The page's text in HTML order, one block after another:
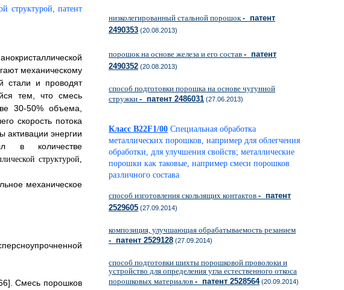
механическому
стали и проводят
тем, что смесь
30-50% объема,
скорость потока
активации энергии
в количестве
механическое
Смесь порошков
низколегированный стальной порошок- патент
2490353 (20.08.2013)
порошок на основе железа и его состав - патент
2490352 (20.08.2013)
способ подготовки порошка на основе чугунной
стружки - патент 2486031 (27.06.2013)
Класс B22F1/00 Специальная обработка
металлических порошков, например для облегчения
обработки, для улучшения свойств; металлические
порошки как таковые, например смеси порошков
различного состава
способ изготовления скользящих контактов - патент
2529605 (27.09.2014)
композиция, улучшающая обрабатываемость резанием
- патент 2529128 (27.09.2014)
способ подготовки шихты порошковой проволоки и
устройство для определения угла естественного откоса
порошковых материалов - патент 2528564(20.09.2014)